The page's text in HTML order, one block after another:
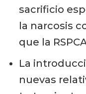
sacrificio
la narcosis
que la
La
nuevas